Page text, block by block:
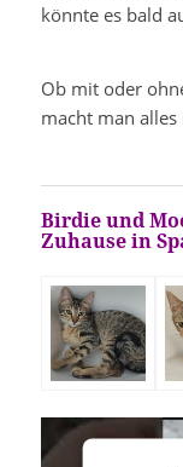
könnte es bald
Ob mit oder
macht man alles
Birdie und
Zuhause in